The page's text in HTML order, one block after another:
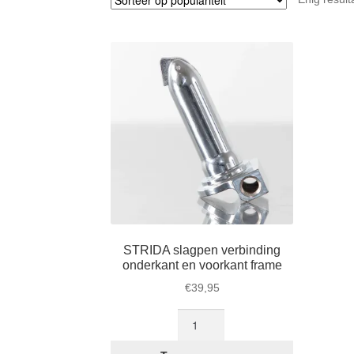
STRIDA slagpen verbinding
onderkant en voorkant frame
€39,95